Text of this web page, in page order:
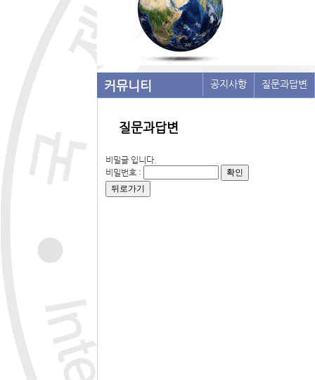
커뮤니티 공지사항 질문과답변
질문과답변
비밀글 입니다.
비밀번호 :